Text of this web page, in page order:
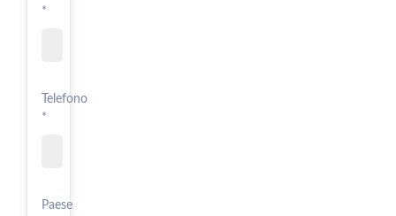
*
Telefono
*
Paese